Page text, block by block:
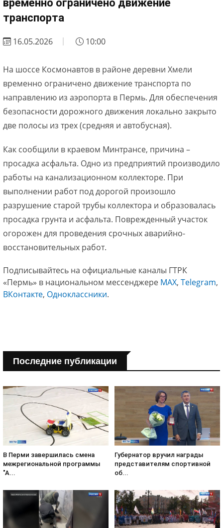
временно ограничено движение
транспорта
16.05.2026 10:00
На шоссе Космонавтов в районе деревни Хмели
временно ограничено движение транспорта по
направлению из аэропорта в Пермь. Для обеспечения
безопасности дорожного движения локально закрыто
две полосы из трех (средняя и автобусная).
Как сообщили в краевом Минтрансе, причина –
просадка асфальта. Одно из предприятий производило
работы на канализационном коллекторе. При
выполнении работ под дорогой произошло
разрушение старой трубы коллектора и образовалась
просадка грунта и асфальта. Поврежденный участок
огорожен для проведения срочных аварийно-
восстановительных работ.
Подписывайтесь на официальные каналы ГТРК
«Пермь» в национальном мессенджере МАХ, Telegram,
ВКонтакте, Одноклассники.
Последние публикации
В Перми завершилась смена
межрегиональной программы
"А...
Губернатор вручил награды
представителям спортивной
об...